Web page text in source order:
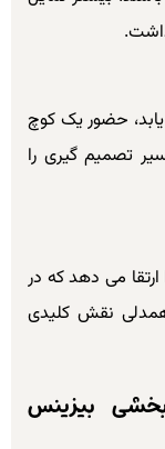
حضور یک کوچ
تصمیم گیری را
می دهد که در
نقش کلیدی
بیزینس